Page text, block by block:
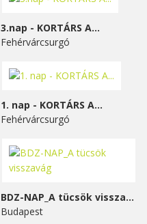
3.nap - KORTÁRS A...
Fehérvárcsurgó
1. nap - KORTÁRS A...
Fehérvárcsurgó
BDZ-NAP_A tücsök visszavág
Budapest